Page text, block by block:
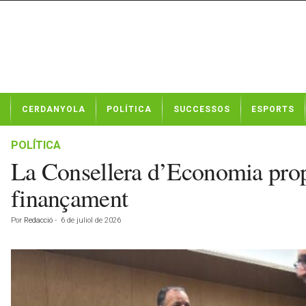
t
CERDANYOLA POLÍTICA SUCCESSOS ESPORTS
POLÍTICA
La Consellera d’Economia
finançament
Por Redacció - 6 de juliol de 2026